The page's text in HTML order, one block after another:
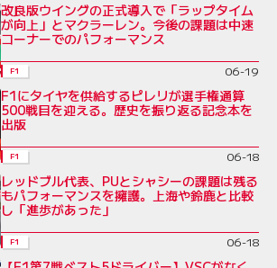
改良版ウイングの正式導入で「ラップタイム
が向上」とマクラーレン。今後の課題は中速
コーナーでのパフォーマンス
F1 06-19
F1にタイヤを供給するピレリが選手権通算
500戦目を迎える。歴史を振り返る記念本を
出版
F1 06-18
レッドブル代表、PUとシャシーの課題は残る
もパフォーマンスを擁護。上海や鈴鹿と比較
し「進歩があった」
F1 06-18